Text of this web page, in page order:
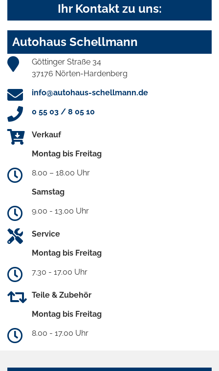
Ihr Kontakt zu uns:
Autohaus Schellmann
Göttinger Straße 34
37176 Nörten-Hardenberg
info@autohaus-schellmann.de
0 55 03 / 8 05 10
Verkauf
Montag bis Freitag
8.00 – 18.00 Uhr
Samstag
9.00 - 13.00 Uhr
Service
Montag bis Freitag
7.30 - 17.00 Uhr
Teile & Zubehör
Montag bis Freitag
8.00 - 17.00 Uhr